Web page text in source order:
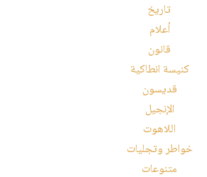
تاريخ
أعلام
قانون
كنيسة انطاكية
قديسون
الإنجيل
اللاهوت
خواطر وتجليات
متنوعات